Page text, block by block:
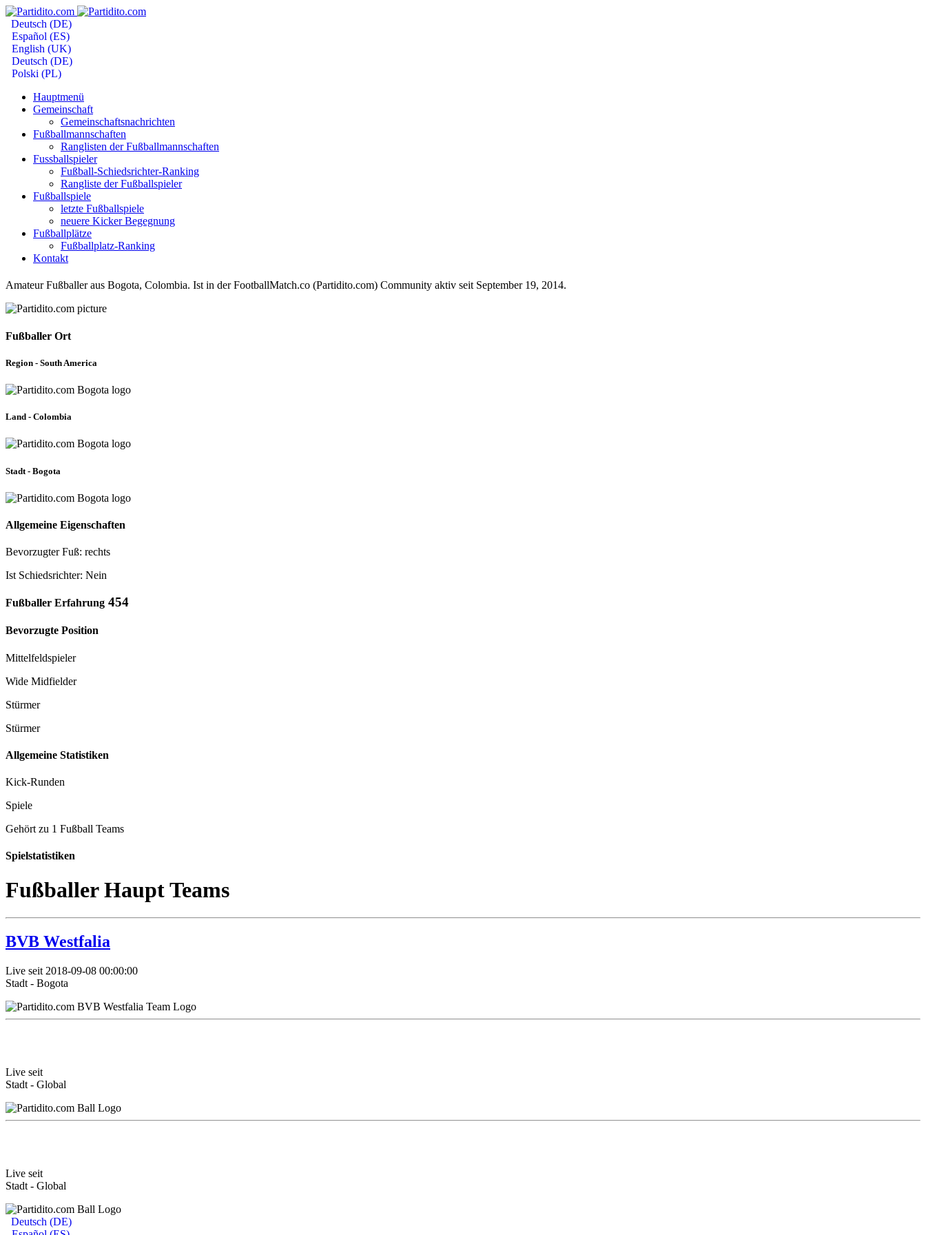
Deutsch (DE)
Español (ES)
English (UK)
Deutsch (DE)
Polski (PL)
Hauptmenü
Gemeinschaft
Gemeinschaftsnachrichten
Fußballmannschaften
Ranglisten der Fußballmannschaften
Fussballspieler
Fußball-Schiedsrichter-Ranking
Rangliste der Fußballspieler
Fußballspiele
letzte Fußballspiele
neuere Kicker Begegnung
Fußballplätze
Fußballplatz-Ranking
Kontakt
Amateur Fußballer aus Bogota, Colombia. Ist in der FootballMatch.co (Partidito.com) Community aktiv seit September 19, 2014.
Fußballer Ort
Region - South America
Land - Colombia
Stadt - Bogota
Allgemeine Eigenschaften
Bevorzugter Fuß: rechts
Ist Schiedsrichter: Nein
Fußballer Erfahrung 454
Bevorzugte Position
Mittelfeldspieler
Wide Midfielder
Stürmer
Stürmer
Allgemeine Statistiken
Kick-Runden
Spiele
Gehört zu 1 Fußball Teams
Spielstatistiken
Fußballer Haupt Teams
BVB Westfalia
Live seit 2018-09-08 00:00:00
Stadt - Bogota
Live seit
Stadt - Global
Live seit
Stadt - Global
Deutsch (DE)